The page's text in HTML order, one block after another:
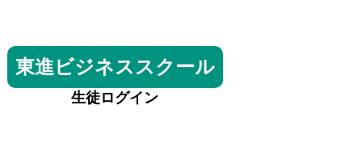
東進ビジネススクール
生徒ログイン